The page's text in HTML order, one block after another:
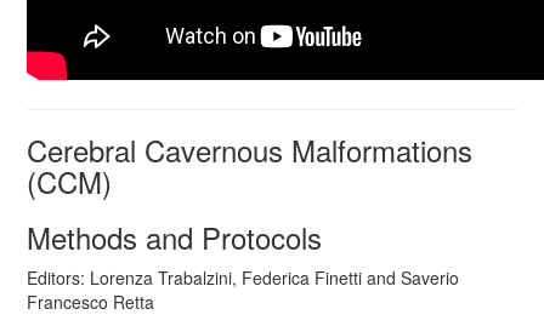
Cerebral Cavernous Malformations
(CCM)
Methods and Protocols
Editors: Lorenza Trabalzini, Federica Finetti and Saverio
Francesco Retta